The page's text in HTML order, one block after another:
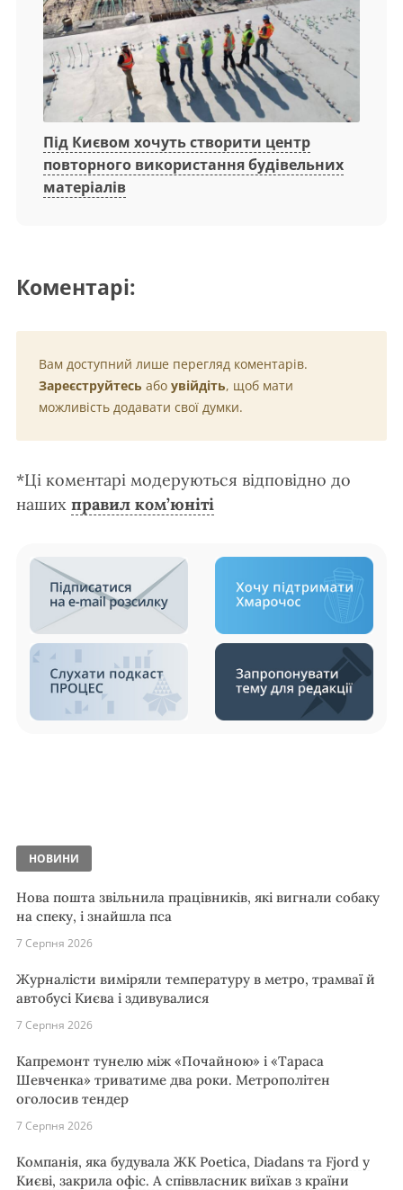
Під Києвом хочуть створити центр
повторного використання будівельних
матеріалів
Коментарі:
Вам доступний лише перегляд коментарів.
Зареєструйтесь або увійдіть, щоб мати
можливість додавати свої думки.
*Ці коментарі модеруються відповідно до
наших правил ком’юніті
НОВИНИ
Нова пошта звільнила працівників, які вигнали собаку
на спеку, і знайшла пса
7 Серпня 2026
Журналісти виміряли температуру в метро, трамваї й
автобусі Києва і здивувалися
7 Серпня 2026
Капремонт тунелю між «Почайною» і «Тараса
Шевченка» триватиме два роки. Метрополітен
оголосив тендер
7 Серпня 2026
Компанія, яка будувала ЖК Poetica, Diadans та Fjord у
Києві, закрила офіс. А співвласник виїхав з країни